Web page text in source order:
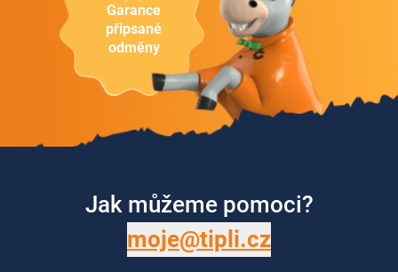
Garance
připsané
odměny
Jak můžeme pomoci?
moje@tipli.cz